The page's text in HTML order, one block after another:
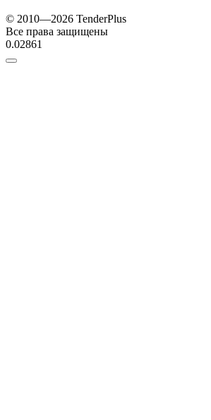
© 2010—2026 TenderPlus
Все права защищены
0.02861